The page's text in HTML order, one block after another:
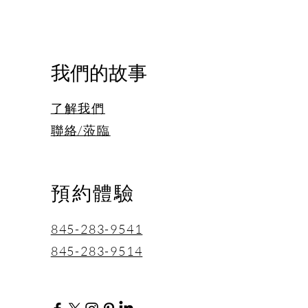
我們的故事
了解我們
聯絡/蒞臨
預約體驗
845-283-9541
845-283-9514